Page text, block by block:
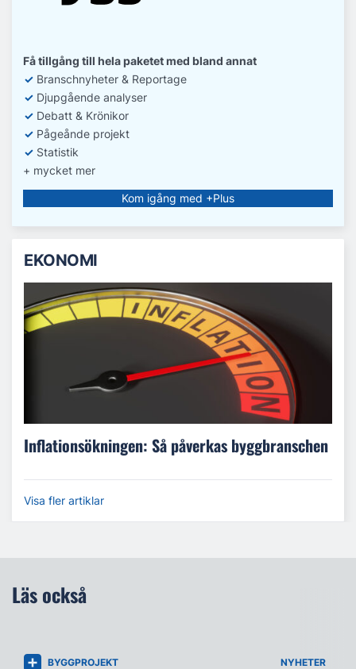
Få tillgång till hela paketet med bland annat
✓ Branschnyheter & Reportage
✓ Djupgående analyser
✓ Debatt & Krönikor
✓ Pågeånde projekt
✓ Statistik
+ mycket mer
Kom igång med +Plus
EKONOMI
Inflationsökningen: Så påverkas byggbranschen
Visa fler artiklar
Läs också
BYGGPROJEKT NYHETER